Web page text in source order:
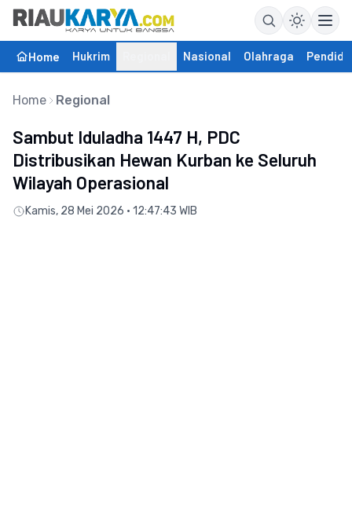
Home Hukrim Nasional Olahraga
Home Regional
Sambut Iduladha 1447 H, PDC
Distribusikan Hewan Kurban ke Seluruh
Wilayah Operasional
Kamis, 28 Mei 2026 • 12:47:43 WIB